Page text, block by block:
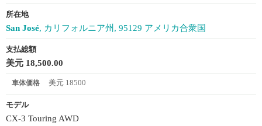
所在地
San José, カリフォルニア州, 95129 アメリカ合衆国
支払総額
美元 18,500.00
車体価格 美元 18500
モデル
CX-3 Touring AWD